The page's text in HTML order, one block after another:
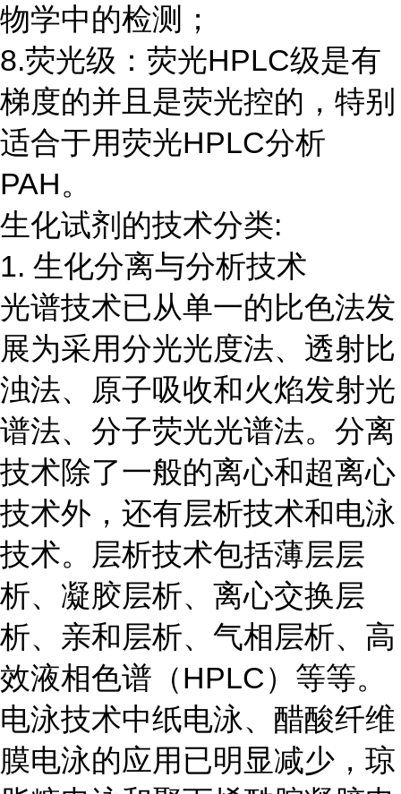
物学中的检测；
8.荧光级：荧光HPLC级是有
梯度的并且是荧光控的，特别
适合于用荧光HPLC分析
PAH。
生化试剂的技术分类:
1. 生化分离与分析技术
光谱技术已从单一的比色法发
展为采用分光光度法、透射比
浊法、原子吸收和火焰发射光
谱法、分子荧光光谱法。分离
技术除了一般的离心和超离心
技术外，还有层析技术和电泳
技术。层析技术包括薄层层
析、凝胶层析、离心交换层
析、亲和层析、气相层析、高
效液相色谱（HPLC）等等。
电泳技术中纸电泳、醋酸纤维
膜电泳的应用已明显减少，琼